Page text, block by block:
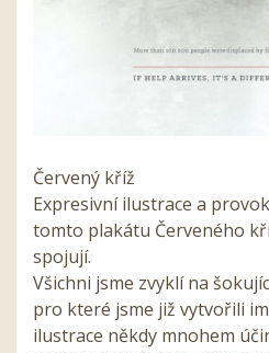
Červený kříž
Expresivní ilustrace a
tomto plakátu Červeného
spojují.
Všichni jsme zvyklí na
pro které jsme již vytvořili
ilustrace někdy mnohem